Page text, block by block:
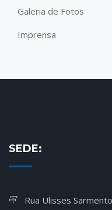
Galeria de Fotos
Imprensa
SEDE:
Rua Ulisses